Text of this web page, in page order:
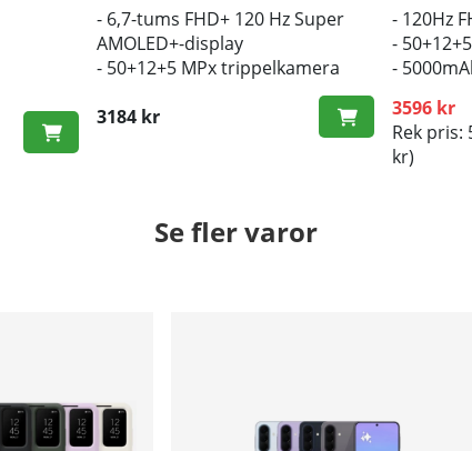
- 6,7-tums FHD+ 120 Hz Super
AMOLED+-display
- 50+12+5 MPx trippelkamera
snabbladdning
3184 kr
- 120Hz
-
-
3596 kr
Rek pris:
kr)
Se fler varor